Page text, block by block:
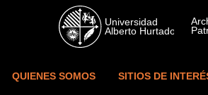
Skip to main content
QUIENES SOMOS SITIOS DE